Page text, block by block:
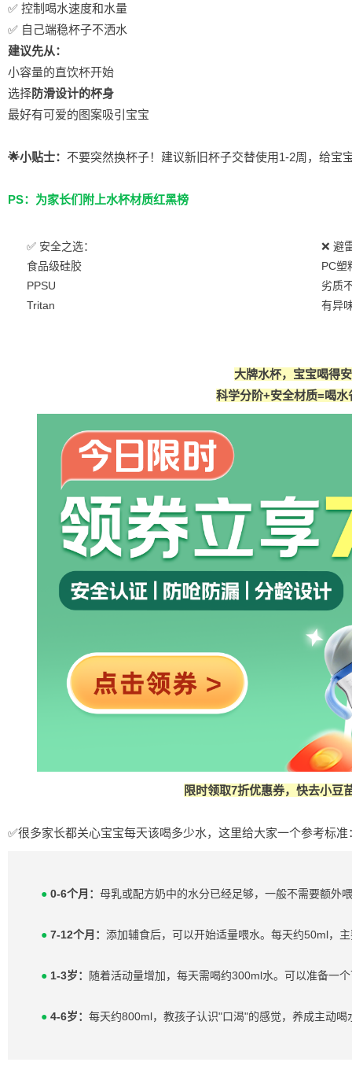
✅ 控制喝水速度和水量
✅ 自己端稳杯子不洒水
建议先从：
小容量的直饮杯开始
选择防滑设计的杯身
最好有可爱的图案吸引宝宝
🌟小贴士： 不要突然换杯子！建议新旧杯子交替使用1-2周，给宝
PS：为家长们附上水杯材质红黑榜
✅ 安全之选：
食品级硅胶
PPSU
Tritan
❌ 避
PC塑
劣质
有异
大牌水杯，宝宝喝得
科学分阶+安全材质=喝水
限时领取7折优惠券，快去小豆
✅很多家长都关心宝宝每天该喝多少水，这里给大家一个参考标准
● 0-6个月： 母乳或配方奶中的水分已经足够，一般不需要额外
● 7-12个月： 添加辅食后，可以开始适量喂水。每天约50ml，
● 1-3岁： 随着活动量增加，每天需喝约300ml水。可以准备一
● 4-6岁： 每天约800ml，教孩子认识"口渴"的感觉，养成主动喝